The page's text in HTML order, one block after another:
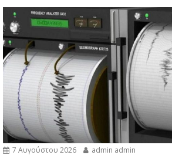
7 Αυγούστου 2026 admin admin